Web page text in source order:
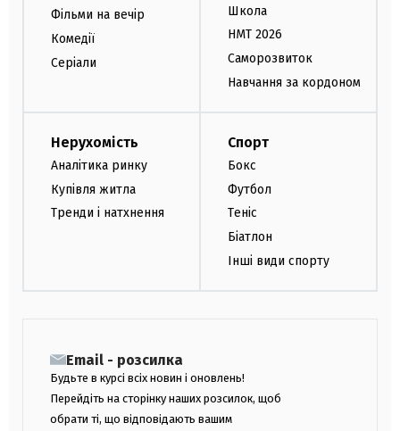
Фільми на вечір
Комедії
Серіали
Школа
НМТ 2026
Саморозвиток
Навчання за кордоном
Нерухомість
Аналітика ринку
Купівля житла
Тренди і натхнення
Спорт
Бокс
Футбол
Теніс
Біатлон
Інші види спорту
Email - розсилка
Будьте в курсі всіх новин і оновлень!
Перейдіть на сторінку наших розсилок, щоб
обрати ті, що відповідають вашим